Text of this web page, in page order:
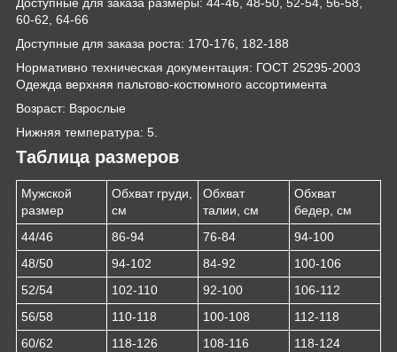
60-62, 64-66
Доступные для заказа роста: 170-176, 182-188
Нормативно техническая документация: ГОСТ 25295-2003
Одежда верхняя пальтово-костюмного ассортимента
Возраст: Взрослые
Нижняя температура: 5.
Таблица размеров
Мужской
размер
Обхват груди,
см
Обхват
талии, см
Обхват
бедер, см
44/46
86-94 76-84
94-100
48/50
94-102 84-92
100-106
52/54
102-110 92-100
106-112
56/58
110-118 100-108
112-118
60/62
118-126 108-116
118-124